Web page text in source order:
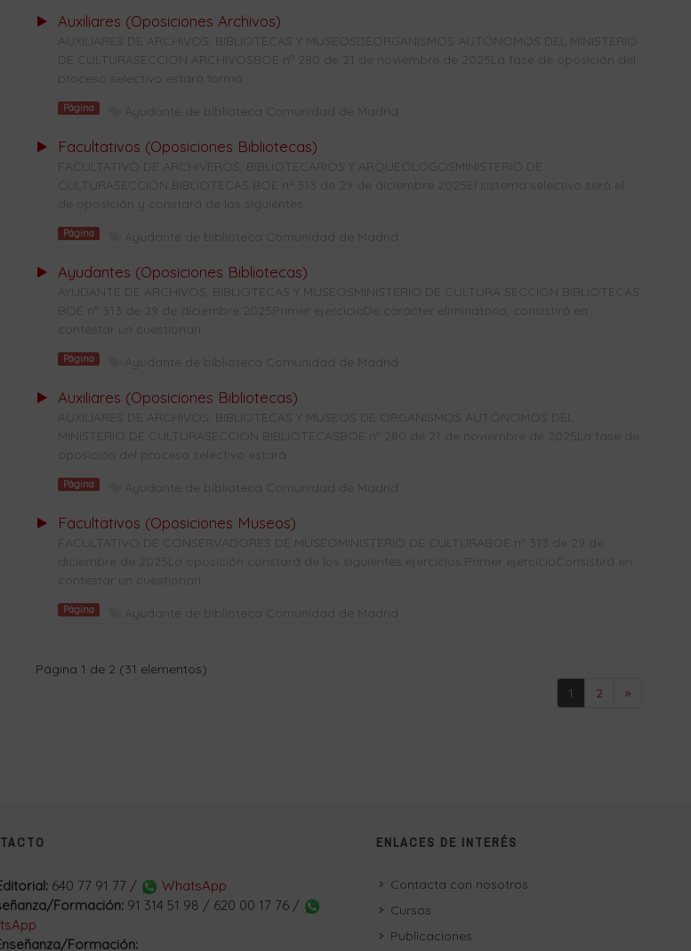
Auxiliares (Oposiciones Archivos)
AUXILIARES DE ARCHIVOS, BIBLIOTECAS Y MUSEOSDEORGANISMOS AUTÓNOMOS DEL MINISTERIO
DE CULTURASECCIÓN ARCHIVOSBOE nº 280 de 21 de noviembre de 2025La fase de oposición del
proceso selectivo estará forma...
Página Ayudante de biblioteca Comunidad de Madrid
Facultativos (Oposiciones Bibliotecas)
FACULTATIVO DE ARCHIVEROS, BIBLIOTECARIOS Y ARQUEÓLOGOSMINISTERIO DE
CULTURASECCIÓN BIBLIOTECAS BOE nº 313 de 29 de diciembre 2025El sistema selectivo será el
de oposición y constará de los siguientes...
Página Ayudante de biblioteca Comunidad de Madrid
Ayudantes (Oposiciones Bibliotecas)
AYUDANTE DE ARCHIVOS, BIBLIOTECAS Y MUSEOSMINISTERIO DE CULTURA SECCIÓN BIBLIOTECAS
BOE nº 313 de 29 de diciembre 2025Primer ejercicioDe carácter eliminatorio, consistirá en
contestar un cuestionari...
Página Ayudante de biblioteca Comunidad de Madrid
Auxiliares (Oposiciones Bibliotecas)
AUXILIARES DE ARCHIVOS, BIBLIOTECAS Y MUSEOS DE ORGANISMOS AUTÓNOMOS DEL
MINISTERIO DE CULTURASECCIÓN BIBLIOTECASBOE nº 280 de 21 de noviembre de 2025La fase de
oposición del proceso selectivo estará ...
Página Ayudante de biblioteca Comunidad de Madrid
Facultativos (Oposiciones Museos)
FACULTATIVO DE CONSERVADORES DE MUSEOMINISTERIO DE CULTURABOE nº 313 de 29 de
diciembre de 2025La oposición constará de los siguientes ejercicios:Primer ejercicioConsistirá en
contestar un cuestionari...
Página Ayudante de biblioteca Comunidad de Madrid
Página 1 de 2 (31 elementos)
1
2 »
640 77 91 77 /
WhatsApp
Formación: 91 314 51 98 / 620 00 17 76 /
Formación:
ENLACES DE INTERÉS
Contacta con nosotros
Cursos
Publicaciones